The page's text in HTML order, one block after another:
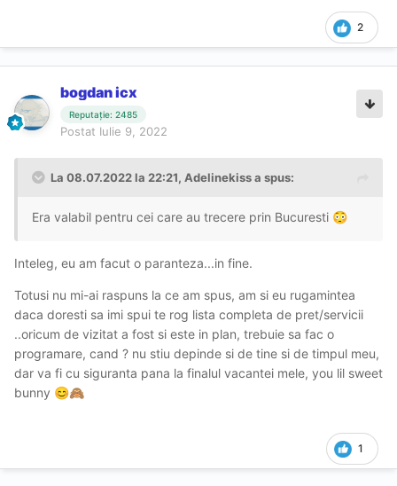
2
bogdan icx
Reputație: 2485
Postat Iulie 9, 2022
La 08.07.2022 la 22:21, Adelinekissa spus:
Era valabil pentru cei care au trecere prin Bucuresti 😳
Inteleg, eu am facut o paranteza...in fine.
Totusi nu mi-ai raspuns la ce am spus, am si eu rugamintea
daca doresti sa imi spui te rog lista completa de pret/servicii
..oricum de vizitat a fost si este in plan, trebuie sa fac o
programare, cand ? nu stiu depinde si de tine si de timpul meu,
dar va fi cu siguranta pana la finalul vacantei mele, you lil sweet
bunny 😊🙈
1